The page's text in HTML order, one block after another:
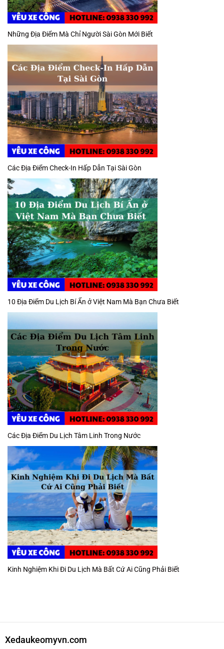
Những Địa Điểm Mà Chỉ Người Sài Gòn Mới Biết
Các Địa Điểm Check-In Hấp Dẫn Tại Sài Gòn
10 Địa Điểm Du Lịch Bí Ẩn ở Việt Nam Mà Bạn Chưa Biết
Các Địa Điểm Du Lịch Tâm Linh Trong Nước
Kinh Nghiệm Khi Đi Du Lịch Mà Bất Cứ Ai Cũng Phải Biết
Xedaukeomyvn.com